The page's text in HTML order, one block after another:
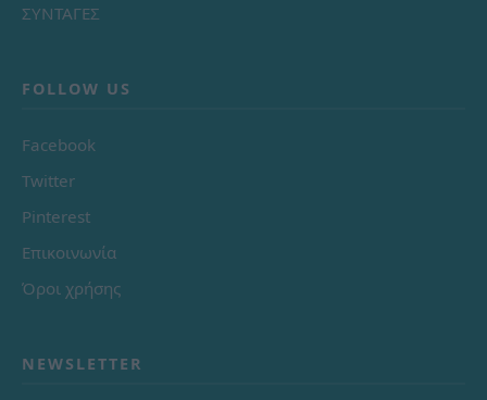
ΣΥΝΤΑΓΕΣ
FOLLOW US
Facebook
Twitter
Pinterest
Επικοινωνία
Όροι χρήσης
NEWSLETTER